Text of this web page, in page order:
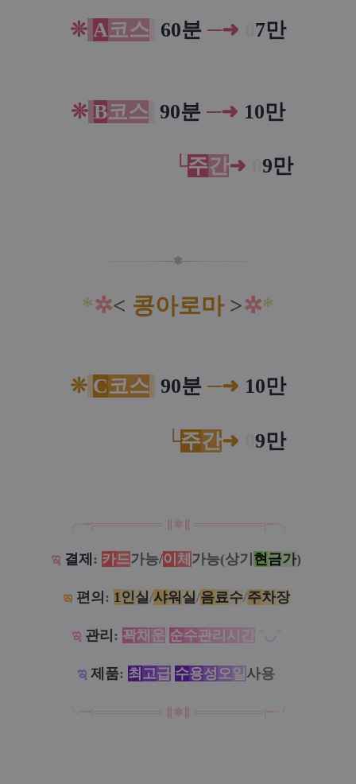
❊ A코스 60분 ─➜ 7만
❊ B코스 90분 ─➜ 10만
└주간➜ 9만
──❃──
*✲< 콩아로마 >✲*
❊ C코스 90분 ─➜ 10만
└주간➜ 9만
╭╼|════════ ✱ ════════ |╾╮
ಇ 결제 : 카드가능/이 체 가능(상기 현금가)
ఇ 편의 : 1인실/샤워 실/음료수/주차장
ಇ 관리 : 꽉채 운 순수관리 시 간˘◡˘
ಇ 제품: 최 고급 수용성오일 사용
╰╼|════════ ✱ ════════ ╾╯